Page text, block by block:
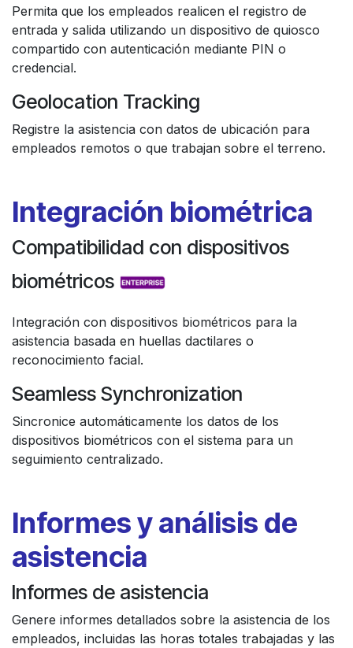
Permita que los empleados realicen el registro de
entrada y salida utilizando un dispositivo de quiosco
compartido con autenticación mediante PIN o
credencial.
Geolocation Tracking
Registre la asistencia con datos de ubicación para
empleados remotos o que trabajan sobre el terreno.
Integración biométrica
Compatibilidad con dispositivos
biométricos
Integración con dispositivos biométricos para la
asistencia basada en huellas dactilares o
reconocimiento facial.
Seamless Synchronization
Sincronice automáticamente los datos de los
dispositivos biométricos con el sistema para un
seguimiento centralizado.
Informes y análisis de
asistencia
Informes de asistencia
Genere informes detallados sobre la asistencia de los
empleados, incluidas las horas totales trabajadas y las